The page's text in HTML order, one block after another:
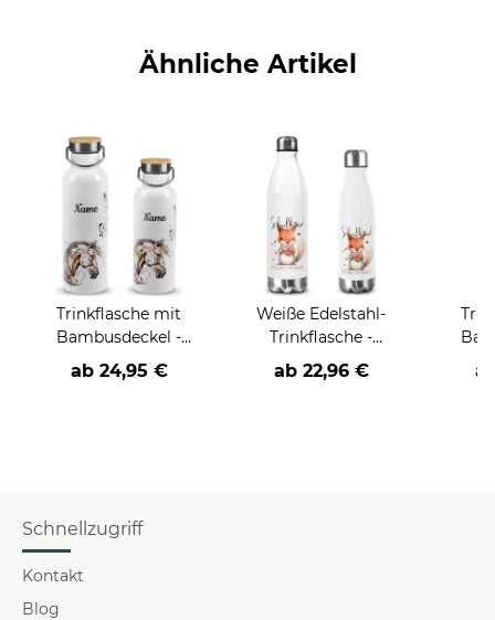
Ähnliche Artikel
Trinkflasche mit
Bambusdeckel -
Pferd und Frau - mit
Name - Weiß
ab 24,95 €
Weiße Edelstahl-
Trinkflasche -
Schulkind
Eichhörnchen - mit
ab 22,96 €
Schnellzugriff
Kontakt
Blog